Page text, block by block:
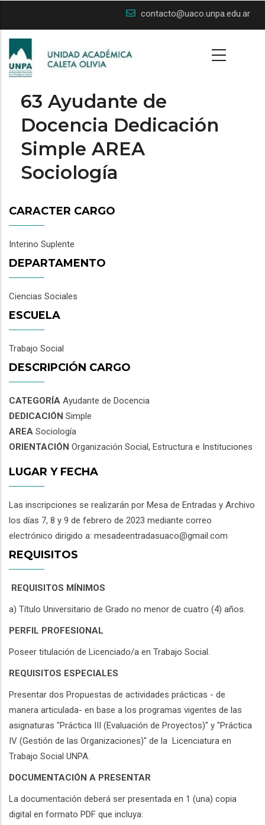
main
content
contacto@uaco.unpa.edu.ar
63 Ayudante de
Docencia Dedicación
Simple AREA
Sociología
CARACTER CARGO
Interino Suplente
DEPARTAMENTO
Ciencias Sociales
ESCUELA
Trabajo Social
DESCRIPCIÓN CARGO
CATEGORÍA Ayudante de Docencia
DEDICACIÓN Simple
AREA Sociología
ORIENTACIÓN Organización Social, Estructura e Instituciones
LUGAR Y FECHA
Las inscripciones se realizarán por Mesa de Entradas y Archivo
los días 7, 8 y 9 de febrero de 2023 mediante correo
electrónico dirigido a: mesadeentradasuaco@gmail.com
REQUISITOS
REQUISITOS MÍNIMOS
a) Título Universitario de Grado no menor de cuatro (4) años.
PERFIL PROFESIONAL
Poseer titulación de Licenciado/a en Trabajo Social.
REQUISITOS ESPECIALES
Presentar dos Propuestas de actividades prácticas - de
manera articulada- en base a los programas vigentes de las
asignaturas "Práctica III (Evaluación de Proyectos)" y "Práctica
IV (Gestión de las Organizaciones)" de la Licenciatura en
Trabajo Social UNPA.
DOCUMENTACIÓN A PRESENTAR
La documentación deberá ser presentada en 1 (una) copia
digital en formato PDF que incluya: